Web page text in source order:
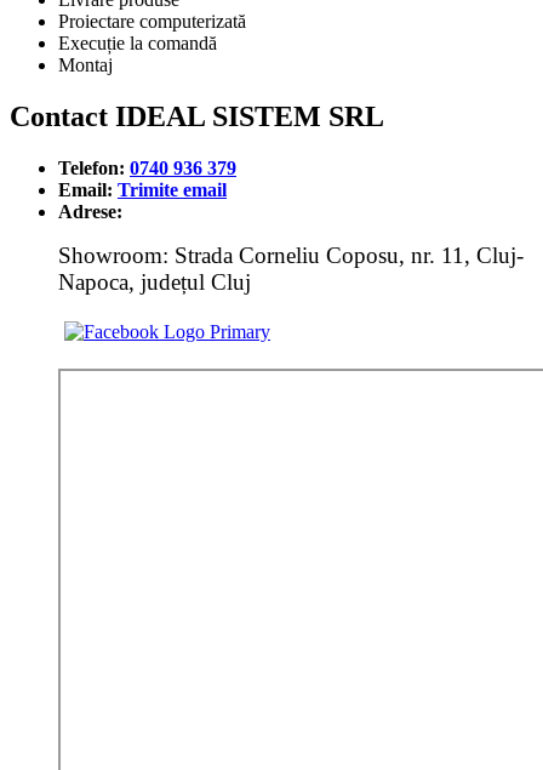
Proiectare computerizată
Execuție la comandă
Montaj
Contact IDEAL SISTEM SRL
Telefon: 0740 936 379
Email: Trimite email
Adrese:
Showroom: Strada Corneliu Coposu, nr. 11, Cluj-
Napoca, județul Cluj